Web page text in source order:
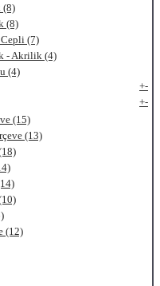
(8)
(8)
(7)
- Akrilik (4)
(4)
+-
+-
(15)
(13)
(12)